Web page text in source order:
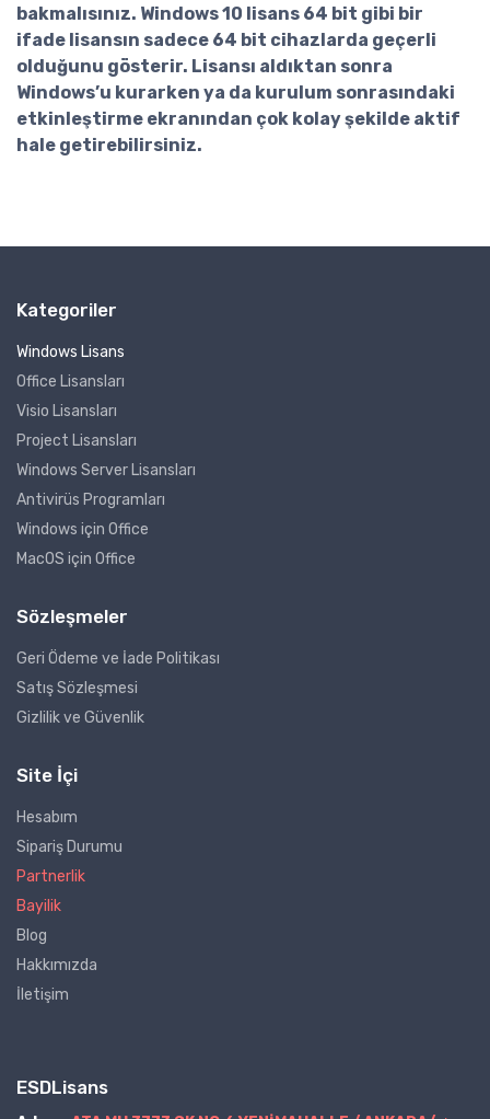
bakmalısınız. Windows 10 lisans 64 bit gibi bir
ifade lisansın sadece 64 bit cihazlarda geçerli
olduğunu gösterir. Lisansı aldıktan sonra
Windows’u kurarken ya da kurulum sonrasındaki
etkinleştirme ekranından çok kolay şekilde aktif
hale getirebilirsiniz.
Kategoriler
Windows Lisans
Office Lisansları
Visio Lisansları
Project Lisansları
Windows Server Lisansları
Antivirüs Programları
Windows için Office
MacOS için Office
Sözleşmeler
Geri Ödeme ve İade Politikası
Satış Sözleşmesi
Gizlilik ve Güvenlik
Site İçi
Hesabım
Sipariş Durumu
Partnerlik
Bayilik
Blog
Hakkımızda
İletişim
ESDLisans